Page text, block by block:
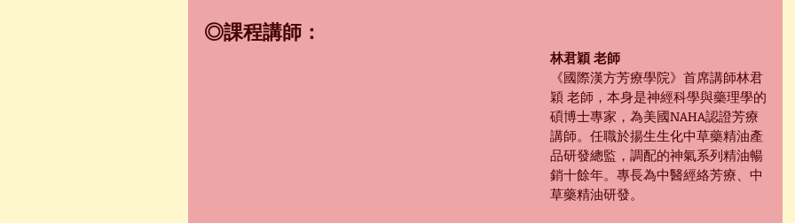
◎課程講師：
林君穎 老師
《國際漢方芳療學院》首席講師林君
穎 老師，本身是神經科學與藥理學的
碩博士專家，為美國NAHA認證芳療
講師。任職於揚生生化中草藥精油產
品研發總監，調配的神氣系列精油暢
銷十餘年。專長為中醫經絡芳療、中
草藥精油研發。